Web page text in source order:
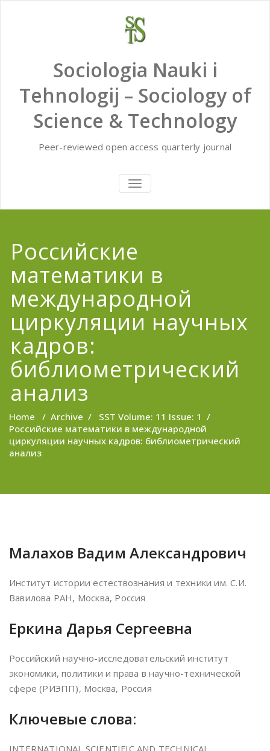
Sociologia Nauki i
Tehnologij – Sociology of
Science & Technology
Peer-reviewed open access quarterly journal
TOGGLE
NAVIGATION
Российские
математики в
международной
циркуляции научных
кадров:
библиометрический
анализ
Home / Archive / SST Volume: 11 Issue: 1 /
Российские математики в международной
циркуляции научных кадров: библиометрический
анализ
Малахов Вадим Александрович
Институт истории естествознания и техники им. С.И.
Вавилова РАН, Москва, Россия
Еркина Дарья Сергеевна
Российский научно-исследовательский институт
экономики, политики и права в научно-технической
сфере (РИЭПП), Москва, Россия
Ключевые слова:
INTERNATIONAL SCIENTIFIC AND TECHNICAL